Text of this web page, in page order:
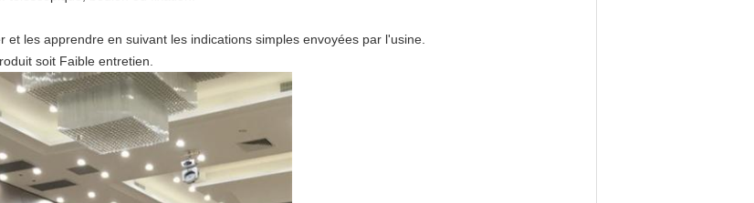
et les apprendre en suivant les indications simples envoyées par l'usine.
soit Faible entretien.